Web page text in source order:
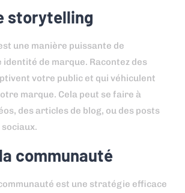
storytelling
une manière puissante de
de marque. Racontez des
votre public et qui véhiculent
marque. Cela peut se faire à
des articles de blog, ou des posts
communauté
est une stratégie efficace